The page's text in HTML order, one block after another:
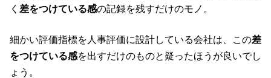
く 差をつけている感の記録を残すだけのモノ。
細かい評価指標を人事評価に設計している会社は、この差
をつけている感を出すだけのものと疑ったほうが良いでし
ょう。